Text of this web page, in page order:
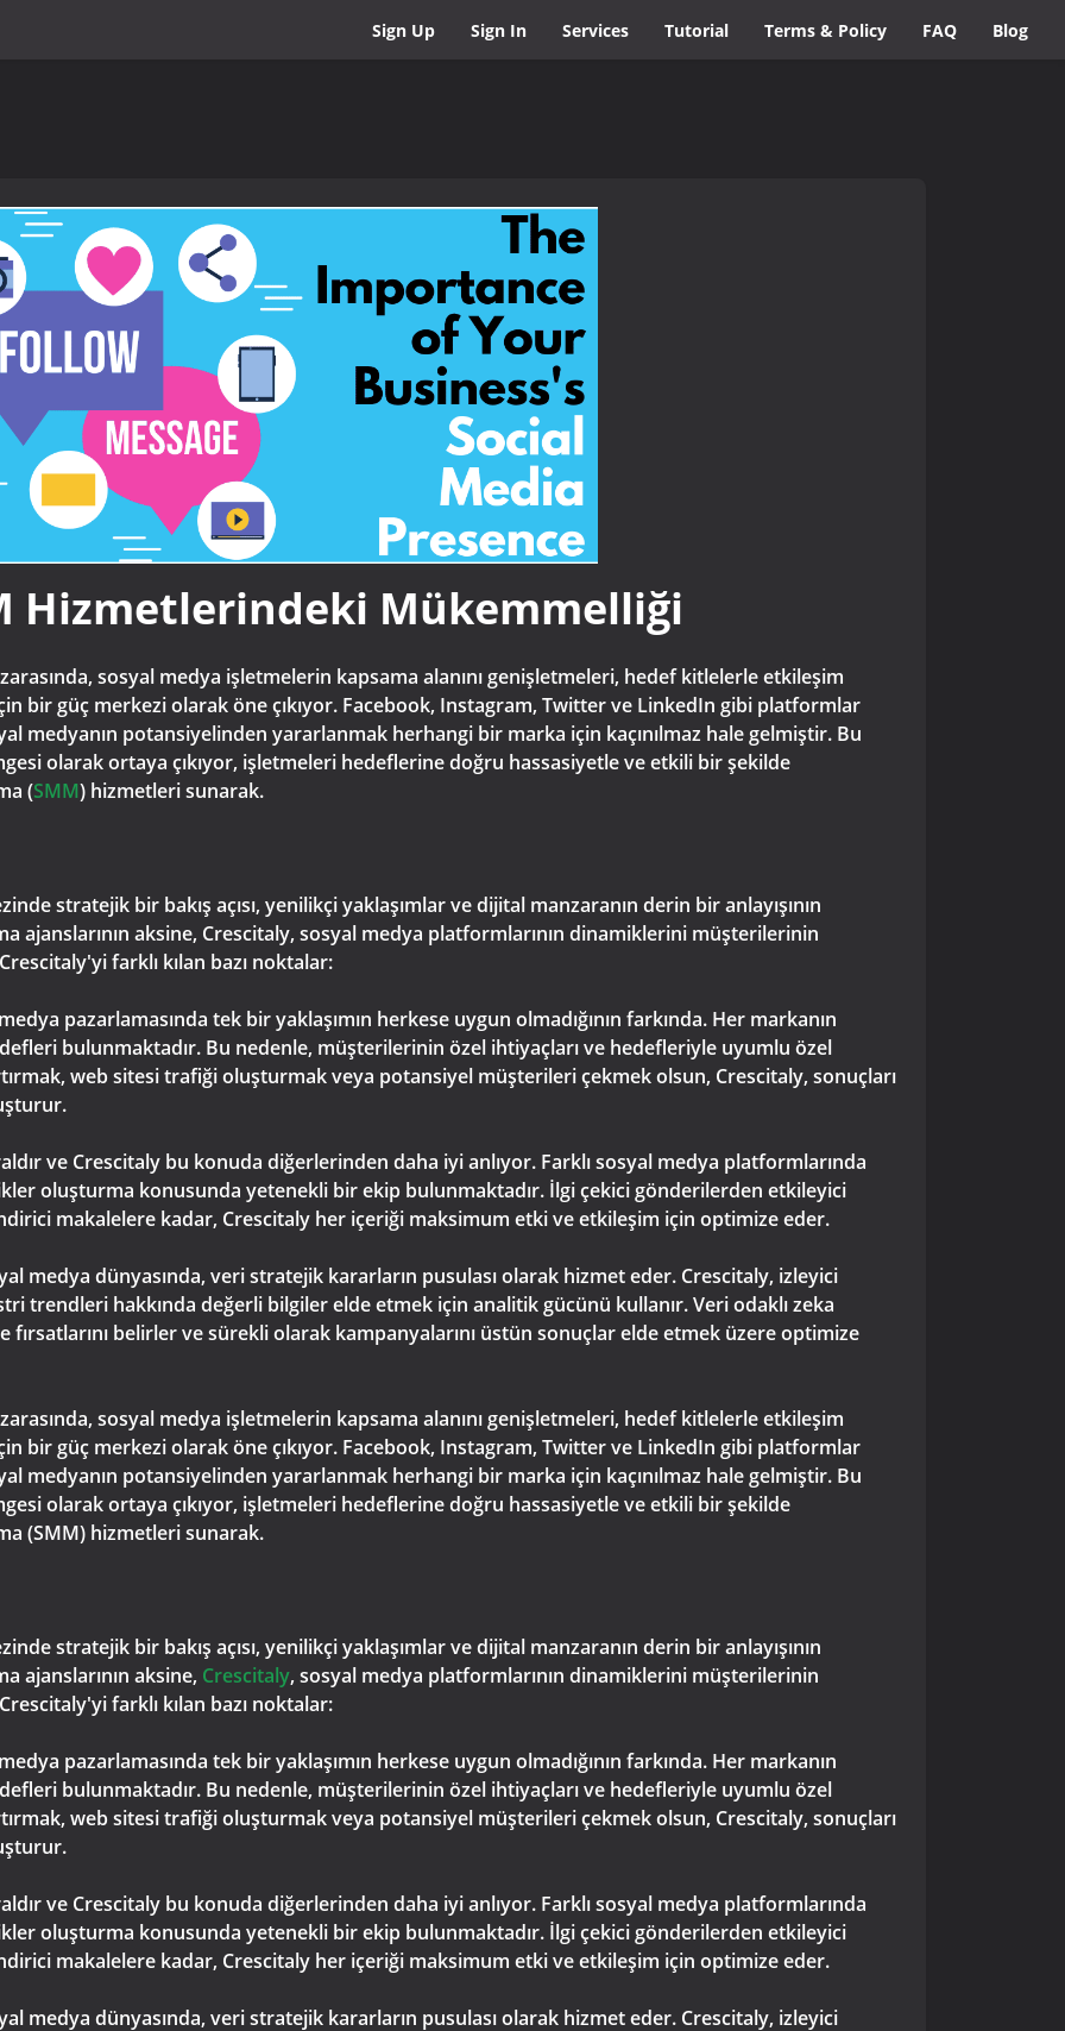
Sign Up Sign In Services Tutorial Terms & Policy FAQ Blog
Hizmetlerindeki Mükemmelliği
sosyal medya işletmelerin kapsama alanını genişletmeleri, hedef kitlelerle etkileşim
bir güç merkezi olarak öne çıkıyor. Facebook, Instagram, Twitter ve LinkedIn gibi platformlar
medyanın potansiyelinden yararlanmak herhangi bir marka için kaçınılmaz hale gelmiştir. Bu
olarak ortaya çıkıyor, işletmeleri hedeflerine doğru hassasiyetle ve etkili bir şekilde
(SMM) hizmetleri sunarak.
stratejik bir bakış açısı, yenilikçi yaklaşımlar ve dijital manzaranın derin bir anlayışının
ajanslarının aksine, Crescitaly, sosyal medya platformlarının dinamiklerini müşterilerinin
farklı kılan bazı noktalar:
pazarlamasında tek bir yaklaşımın herkese uygun olmadığının farkında. Her markanın
bulunmaktadır. Bu nedenle, müşterilerinin özel ihtiyaçları ve hedefleriyle uyumlu özel
web sitesi trafiği oluşturmak veya potansiyel müşterileri çekmek olsun, Crescitaly, sonuçları
ve Crescitaly bu konuda diğerlerinden daha iyi anlıyor. Farklı sosyal medya platformlarında
oluşturma konusunda yetenekli bir ekip bulunmaktadır. İlgi çekici gönderilerden etkileyici
makalelere kadar, Crescitaly her içeriği maksimum etki ve etkileşim için optimize eder.
medya dünyasında, veri stratejik kararların pusulası olarak hizmet eder. Crescitaly, izleyici
trendleri hakkında değerli bilgiler elde etmek için analitik gücünü kullanır. Veri odaklı zeka
belirler ve sürekli olarak kampanyalarını üstün sonuçlar elde etmek üzere optimize
sosyal medya işletmelerin kapsama alanını genişletmeleri, hedef kitlelerle etkileşim
bir güç merkezi olarak öne çıkıyor. Facebook, Instagram, Twitter ve LinkedIn gibi platformlar
medyanın potansiyelinden yararlanmak herhangi bir marka için kaçınılmaz hale gelmiştir. Bu
olarak ortaya çıkıyor, işletmeleri hedeflerine doğru hassasiyetle ve etkili bir şekilde
(SMM) hizmetleri sunarak.
stratejik bir bakış açısı, yenilikçi yaklaşımlar ve dijital manzaranın derin bir anlayışının
ajanslarının aksine, Crescitaly, sosyal medya platformlarının dinamiklerini müşterilerinin
farklı kılan bazı noktalar:
pazarlamasında tek bir yaklaşımın herkese uygun olmadığının farkında. Her markanın
bulunmaktadır. Bu nedenle, müşterilerinin özel ihtiyaçları ve hedefleriyle uyumlu özel
web sitesi trafiği oluşturmak veya potansiyel müşterileri çekmek olsun, Crescitaly, sonuçları
ve Crescitaly bu konuda diğerlerinden daha iyi anlıyor. Farklı sosyal medya platformlarında
oluşturma konusunda yetenekli bir ekip bulunmaktadır. İlgi çekici gönderilerden etkileyici
makalelere kadar, Crescitaly her içeriği maksimum etki ve etkileşim için optimize eder.
medya dünyasında, veri stratejik kararların pusulası olarak hizmet eder. Crescitaly, izleyici